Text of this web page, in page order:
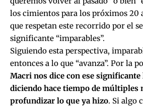
los cimientos para los próximos 20
que respetan este recorrido por el
significante “imparables”.
Siguiendo esta perspectiva,
entonces a lo que “avanza”. Por la
Macri nos dice con ese significante
diciendo hace tiempo de múltiples
profundizar lo que ya hizo. Si algo